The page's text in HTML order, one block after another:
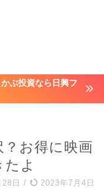
ぶ投資なら日興フ
お得に映画
よ
日 / 2023年7月4日